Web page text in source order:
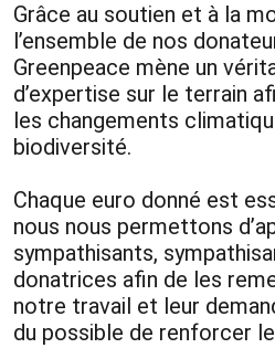
Grâce au soutien et à la
l’ensemble de nos
Greenpeace mène un
d’expertise sur le terrain
les changements
biodiversité.
Chaque euro donné est
nous nous permettons
sympathisants,
donatrices afin de les
notre travail et leur
du possible de renforcer